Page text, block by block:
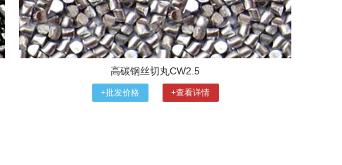
高碳钢丝切丸CW2.5
+批发价格 +查看详情